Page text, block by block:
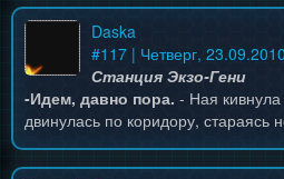
Daska
#117 | Четверг,
Станция Экзо-Гени
-Идем, давно пора. - Ная кивнула
двинулась по коридору, стараясь